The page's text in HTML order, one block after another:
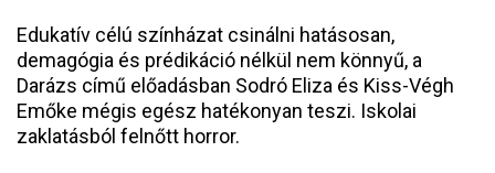
Edukatív célú színházat csinálni hatásosan,
demagógia és prédikáció nélkül nem könnyű, a
Darázs című előadásban Sodró Eliza és Kiss-Végh
Emőke mégis egész hatékonyan teszi. Iskolai
zaklatásból felnőtt horror.